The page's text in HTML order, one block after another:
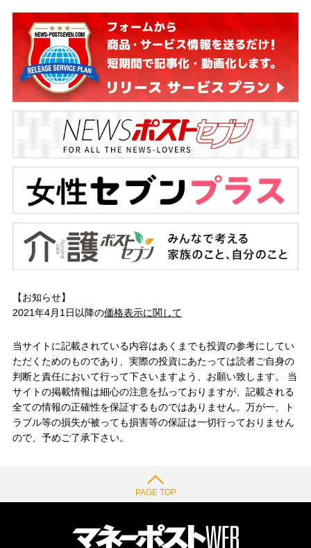
【お知らせ】
2021年4月1日以降の価格表示に関して
当サイトに記載されている内容はあくまでも投資の参考にしてい
ただくためのものであり、実際の投資にあたっては読者ご自身の
判断と責任において行って下さいますよう、お願い致します。 当
サイトの掲載情報は細心の注意を払っておりますが、記載される
全ての情報の正確性を保証するものではありません。万が一、ト
ラブル等の損失が被っても損害等の保証は一切行っておりません
ので、予めご了承下さい。
PAGE TOP